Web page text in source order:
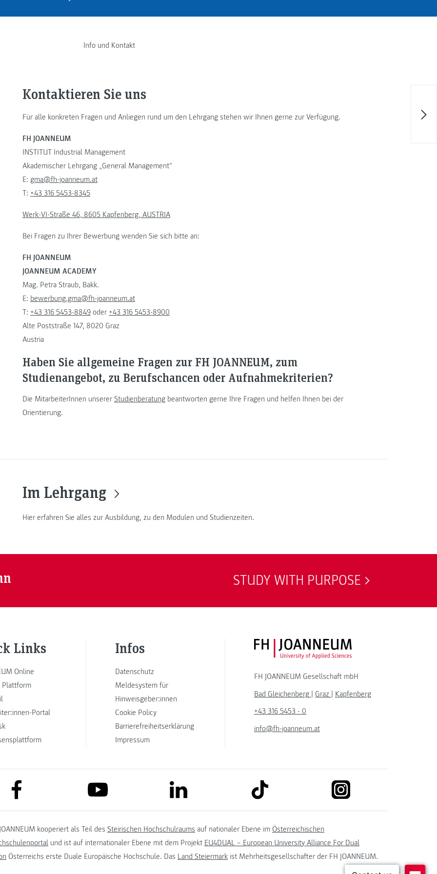
Info und Kontakt
Kontaktieren Sie uns
Für alle konkreten Fragen und Anliegen rund um den Lehrgang stehen wir Ihnen gerne zur Verfügung.
FH JOANNEUM
INSTITUT Industrial Management
Akademischer Lehrgang „General Management“
E: gma@fh-joanneum.at
T: +43 316 5453-8345
Werk-VI-Straße 46, 8605 Kapfenberg, AUSTRIA
Bei Fragen zu Ihrer Bewerbung wenden Sie sich bitte an:
FH JOANNEUM
JOANNEUM ACADEMY
Mag. Petra Straub, Bakk.
E: bewerbung.gma@fh-joanneum.at
T: +43 316 5453-8849 oder +43 316 5453-8900
Alte Poststraße 147, 8020 Graz
Austria
Haben Sie allgemeine Fragen zur FH JOANNEUM, zum
Studienangebot, zu Berufschancen oder Aufnahmekriterien?
Die MitarbeiterInnen unserer Studienberatung beantworten gerne Ihre Fragen und helfen Ihnen bei der
Orientierung.
Im Lehrgang
Hier erfahren Sie alles zur Ausbildung, zu den Modulen und Studienzeiten.
STUDY WITH PURPOSE
Links
Online
Plattform
Portal
Infos
Datenschutz
Meldesystem für
Hinweisgeber:innen
Cookie Policy
Barrierefreiheitserklärung
Impressum
FH JOANNEUM Logo
FH JOANNEUM Gesellschaft mbH
Bad Gleichenberg | Graz | Kapfenberg
+43 316 5453 - 0
info@fh-joanneum.at
link to facebook link to youtube link to linkedin link to tiktok
kooperiert als Teil des Steirischen Hochschulraums auf nationaler Ebene im Österreichischen
und ist auf internationaler Ebene mit dem Projekt EU4DUAL – European University Alliance For Dual
Österreichs erste Duale Europäische Hochschule. Das Land Steiermark ist Mehrheitsgesellschafter der FH JOANNEUM.